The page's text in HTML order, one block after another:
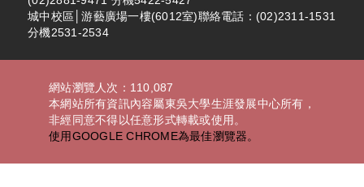
城中校區│游藝廣場一樓(6012室)聯絡電話：(02)2311-1531
分機2531-2534
網站瀏覽人次：110,087
本網站所有資訊內容屬東吳大學生涯發展中心所有，
非經同意不得以任意形式轉載或使用。
使用GOOGLE CHROME為最佳瀏覽器。